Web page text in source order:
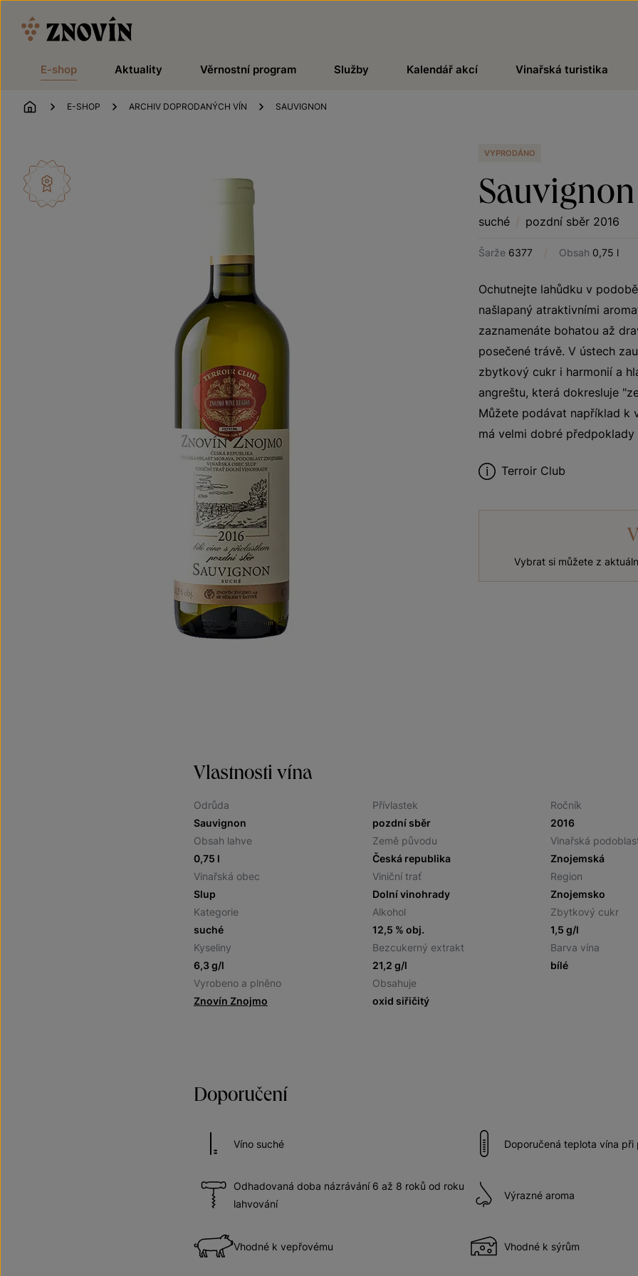
E-shop Aktuality Věrnostní program Služby Kalendář akcí Vinařská turistika
ÚVOD
E-SHOP ARCHIV DOPRODANÝCH VÍN SAUVIGNON
VYPRODÁNO
Sauvignon
suché / pozdní sběr 2016
Šarže 6377 / Obsah 0,75 l
Ochutnejte lahůdku v
našlapaný atraktivními
zaznamenáte bohatou až
posečené trávě. V ústech
zbytkový cukr i harmonií a
angreštu, která dokresluje
Můžete podávat například k
má velmi dobré předpoklady
Terroir Club
Vybrat si můžete z
Vlastnosti vína
Odrůda
Sauvignon
Přívlastek
pozdní sběr
Ročník
2016
Obsah lahve
0,75 l
Země původu
Česká republika
Vinařská
Znojemská
Vinařská obec
Slup
Viniční trať
Dolní vinohrady
Region
Znojemsko
Kategorie
suché
Alkohol
12,5 % obj.
Zbytkový cukr
1,5 g/l
Kyseliny
6,3 g/l
Bezcukerný extrakt
21,2 g/l
Barva vína
bílé
Vyrobeno a plněno
Znovín Znojmo
Obsahuje
oxid siřičitý
Doporučení
Víno suché Doporučená teplota vína při
Odhadovaná doba názrávání 6 až 8 roků od roku
lahvování
Výrazné aroma
Vhodné k vepřovému Vhodné k sýrům